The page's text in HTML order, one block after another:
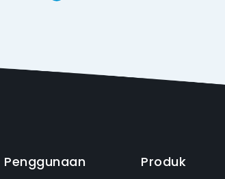
Penggunaan Produk